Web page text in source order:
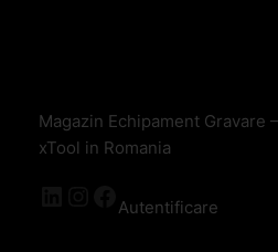
Magazin Echipament Gravare
xTool in Romania
Autentificare